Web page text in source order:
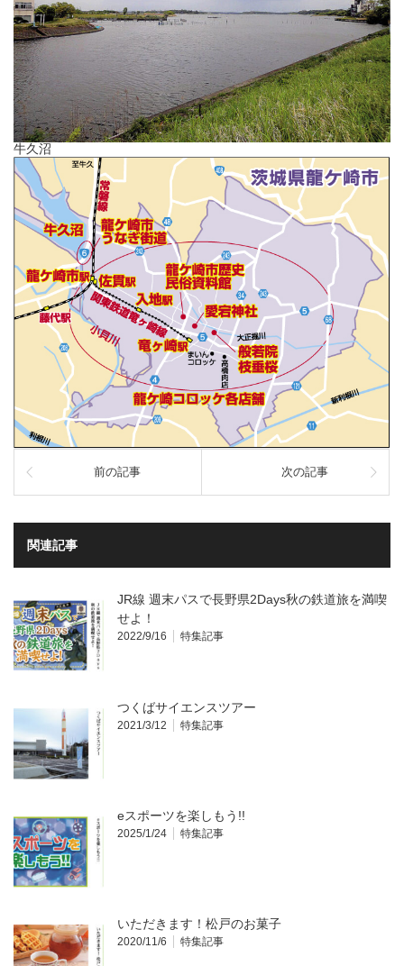
牛久沼
前の記事 次の記事
関連記事
JR線 週末パスで長野県2Days秋の鉄道旅を満喫
せよ！
2022/9/16 特集記事
つくばサイエンスツアー
2021/3/12 特集記事
eスポーツを楽しもう!!
2025/1/24 特集記事
いただきます！松戸のお菓子
2020/11/6 特集記事